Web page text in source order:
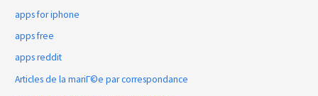
apps for iphone
apps free
apps reddit
Articles de la mariГ©e par correspondance